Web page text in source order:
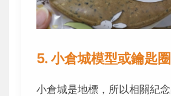
5. 小倉城模型或鑰匙圈
小倉城是地標，所以相關紀